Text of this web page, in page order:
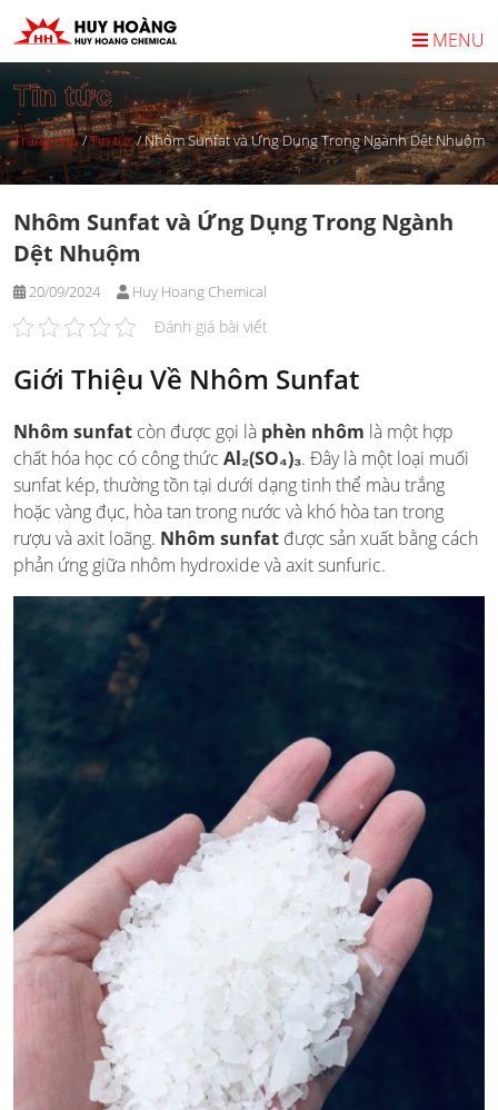
Skip
to
content
MENU
Tin tức
Trang chủ/Tin tức/Nhôm Sunfat và Ứng Dụng Trong Ngành Dệt Nhuộm
Nhôm Sunfat và Ứng Dụng Trong Ngành
Dệt Nhuộm
20/09/2024 Huy Hoang Chemical
Đánh giá bài viết
Giới Thiệu Về Nhôm Sunfat
Nhôm sunfat còn được gọi là phèn nhôm là một hợp
chất hóa học có công thức Al₂(SO₄)₃. Đây là một loại muối
sunfat kép, thường tồn tại dưới dạng tinh thể màu trắng
hoặc vàng đục, hòa tan trong nước và khó hòa tan trong
rượu và axit loãng. Nhôm sunfat được sản xuất bằng cách
phản ứng giữa nhôm hydroxide và axit sunfuric.